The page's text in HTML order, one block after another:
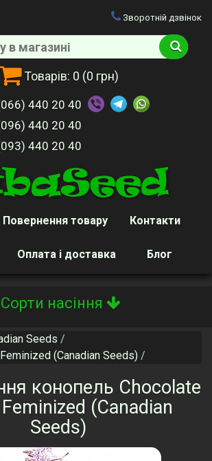
Товарів: 0 (0 грн)
Зворотній дзвінок
440 20 40
440 20 40
440 20 40
Повернення товару Контакти
Оплата і доставка Блог
насіння
Toggle
Seeds
(Canadian Seeds)
конопель Chocolate
(Canadian
Seeds)